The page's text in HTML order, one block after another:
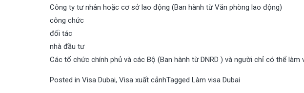
Công ty tư nhân hoặc cơ sở lao động (Ban hành từ Văn phòng lao động)
công chức
đối tác
nhà đầu tư
Các tổ chức chính phủ và các Bộ (Ban hành từ DNRD ) và người chỉ có thể
Posted in Visa Dubai, Visa xuất cảnhTagged Làm visa Dubai